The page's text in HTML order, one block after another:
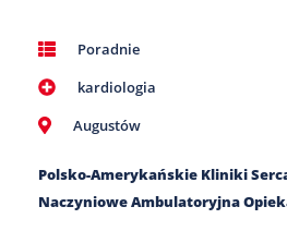
302
Poradnie
kardiologia
Augustów
Polsko-Amerykańskie Kliniki
Naczyniowe Ambulatoryjna